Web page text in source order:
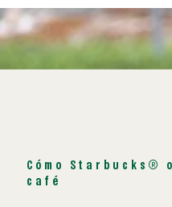
Cómo Starbucks®
café